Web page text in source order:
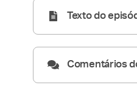
Texto do
Comentários